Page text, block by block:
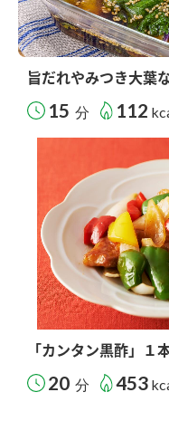
旨だれやみつき大葉
15 分 112
「カンタン黒酢」１
20 分 453